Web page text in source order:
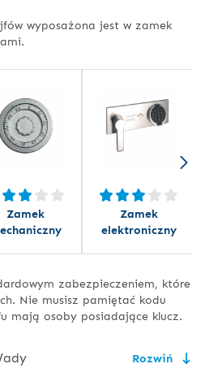
wyposażona jest w zamek
Zamek
Zamek
elektroniczny
zabezpieczeniem, które
Nie musisz pamiętać kodu
mają osoby posiadające klucz.
Rozwiń